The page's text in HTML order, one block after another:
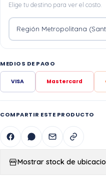
Elige tu destino para ver el costo.
MEDIOS DE PAGO
VISA Mastercard
COMPARTIR ESTE PRODUCTO
Mostrar stock de